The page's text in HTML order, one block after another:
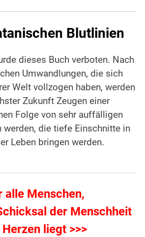
Blutlinien
dieses Buch verboten. Nach
Umwandlungen, die sich
Welt vollzogen haben, werden
Zukunft Zeugen einer
Folge von sehr auffälligen
werden, die tiefe Einschnitte in
Leben bringen werden.
alle Menschen,
der Menschheit
liegt >>>